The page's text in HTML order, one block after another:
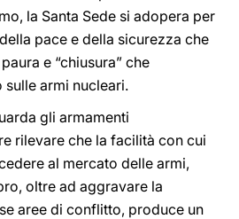
la Santa Sede si adopera per
pace e della sicurezza che
e “chiusura” che
armi nucleari.
gli armamenti
rilevare che la facilità con cui
al mercato delle armi,
oltre ad aggravare la
aree di conflitto, produce un